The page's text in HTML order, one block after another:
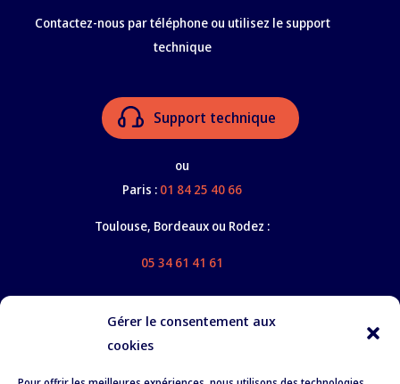
Gérer le consentement aux
cookies
Contactez-nous par téléphone ou utilisez le support
technique
Support technique
ou
Paris : 01 84 25 40 66
Toulouse, Bordeaux ou Rodez :
05 34 61 41 61